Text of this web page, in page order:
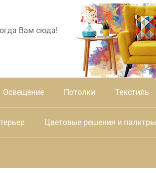
Вам сюда!
Освещение Потолки Текстиль
Цветовые решения и палитры